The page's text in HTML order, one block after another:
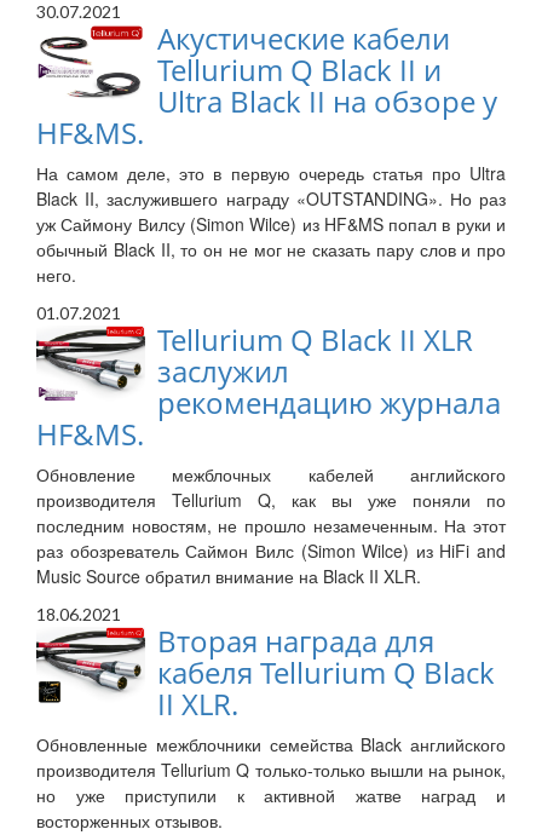
30.07.2021
Акустические кабели
Tellurium Q Black II и
Ultra Black II на обзоре у
HF&MS.
На самом деле, это в первую очередь статья про Ultra
Black II, заслужившего награду «OUTSTANDING». Но раз
уж Саймону Вилсу (Simon Wilce) из HF&MS попал в руки и
обычный Black II, то он не мог не сказать пару слов и про
него.
01.07.2021
Tellurium Q Black II XLR
заслужил
рекомендацию журнала
HF&MS.
Обновление межблочных кабелей английского
производителя Tellurium Q, как вы уже поняли по
последним новостям, не прошло незамеченным. На этот
раз обозреватель Саймон Вилс (Simon Wilce) из HiFi and
Music Source обратил внимание на Black II XLR.
18.06.2021
Вторая награда для
кабеля Tellurium Q Black
II XLR.
Обновленные межблочники семейства Black английского
производителя Tellurium Q только-только вышли на рынок,
но уже приступили к активной жатве наград и
восторженных отзывов.